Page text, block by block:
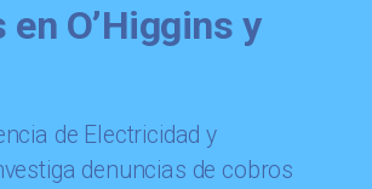
O’Higgins y
de Electricidad y
denuncias de cobros